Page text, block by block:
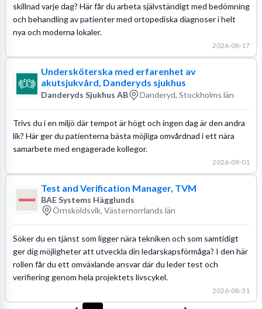
skillnad varje dag? Här får du arbeta självständigt med bedömning
och behandling av patienter med ortopediska diagnoser i helt
nya och moderna lokaler.
2026-08-17
Undersköterska med erfarenhet av
akutsjukvård, Danderyds sjukhus
Danderyds Sjukhus AB Danderyd, Stockholms län
Trivs du i en miljö där tempot är högt och ingen dag är den andra
lik? Här ger du patienterna bästa möjliga omvårdnad i ett nära
samarbete med engagerade kollegor.
2026-09-01
Test and Verification Manager, TVM
BAE Systems Hägglunds
Örnsköldsvik, Västernorrlands län
Söker du en tjänst som ligger nära tekniken och som samtidigt
ger dig möjligheter att utveckla din ledarskapsförmåga? I den här
rollen får du ett omväxlande ansvar där du leder test och
verifiering genom hela projektets livscykel.
2026-08-31